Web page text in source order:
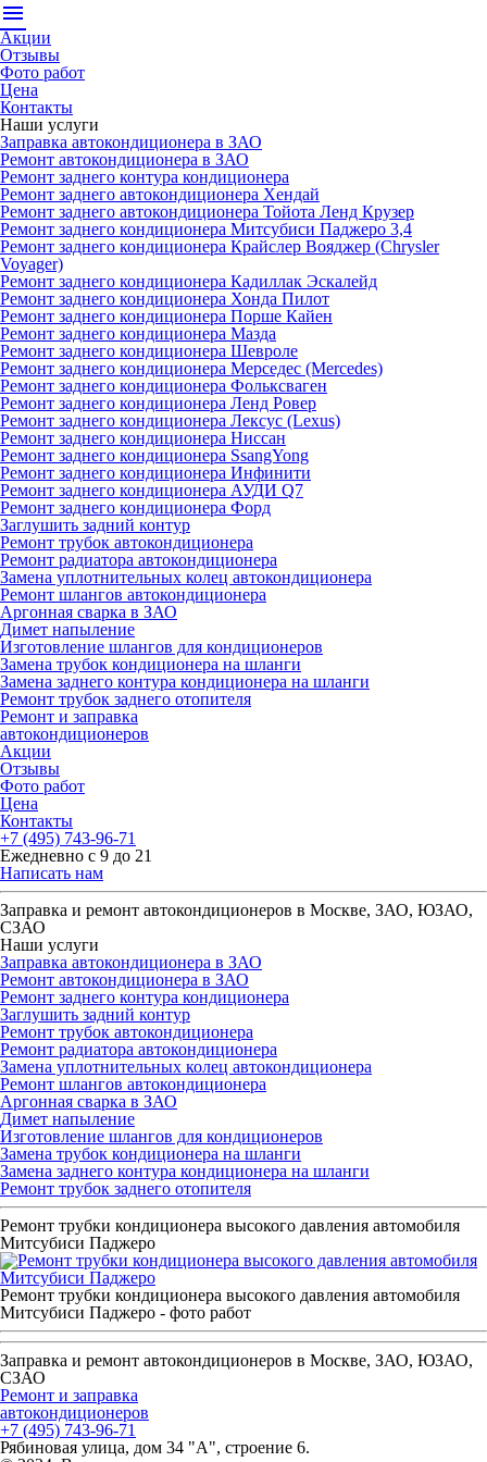
menu
Акции
Отзывы
Фото работ
Цена
Контакты
Наши услуги
Заправка автокондиционера в ЗАО
Ремонт автокондиционера в ЗАО
Ремонт заднего контура кондиционера
Ремонт заднего автокондиционера Хендай
Ремонт заднего автокондиционера Тойота Ленд Крузер
Ремонт заднего кондиционера Митсубиси Паджеро 3,4
Ремонт заднего кондиционера Крайслер Вояджер (Chrysler
Voyager)
Ремонт заднего кондиционера Кадиллак Эскалейд
Ремонт заднего кондиционера Хонда Пилот
Ремонт заднего кондиционера Порше Кайен
Ремонт заднего кондиционера Мазда
Ремонт заднего кондиционера Шевроле
Ремонт заднего кондиционера Мерседес (Mercedes)
Ремонт заднего кондиционера Фольксваген
Ремонт заднего кондиционера Ленд Ровер
Ремонт заднего кондиционера Лексус (Lexus)
Ремонт заднего кондиционера Ниссан
Ремонт заднего кондиционера SsangYong
Ремонт заднего кондиционера Инфинити
Ремонт заднего кондиционера АУДИ Q7
Ремонт заднего кондиционера Форд
Заглушить задний контур
Ремонт трубок автокондиционера
Ремонт радиатора автокондиционера
Замена уплотнительных колец автокондиционера
Ремонт шлангов автокондиционера
Аргонная сварка в ЗАО
Димет напыление
Изготовление шлангов для кондиционеров
Замена трубок кондиционера на шланги
Замена заднего контура кондиционера на шланги
Ремонт трубок заднего отопителя
Ремонт и заправка
автокондиционеров
Акции
Отзывы
Фото работ
Цена
Контакты
+7 (495) 743-96-71
Ежедневно с 9 до 21
Написать нам
Заправка и ремонт автокондиционеров в Москве, ЗАО, ЮЗАО,
СЗАО
Наши услуги
Заправка автокондиционера в ЗАО
Ремонт автокондиционера в ЗАО
Ремонт заднего контура кондиционера
Заглушить задний контур
Ремонт трубок автокондиционера
Ремонт радиатора автокондиционера
Замена уплотнительных колец автокондиционера
Ремонт шлангов автокондиционера
Аргонная сварка в ЗАО
Димет напыление
Изготовление шлангов для кондиционеров
Замена трубок кондиционера на шланги
Замена заднего контура кондиционера на шланги
Ремонт трубок заднего отопителя
Ремонт трубки кондиционера высокого давления автомобиля
Митсубиси Паджеро
Ремонт трубки кондиционера высокого давления автомобиля
Митсубиси Паджеро - фото работ
Заправка и ремонт автокондиционеров в Москве, ЗАО, ЮЗАО,
СЗАО
Ремонт и заправка
автокондиционеров
+7 (495) 743-96-71
Рябиновая улица, дом 34 "А", строение 6.